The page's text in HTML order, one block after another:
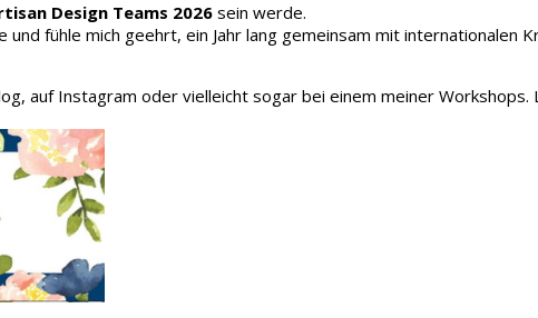
Design Teams 2026sein werde.
fühle mich geehrt, ein Jahr lang gemeinsam mit internationalen
auf Instagram oder vielleicht sogar bei einem meiner Workshops.